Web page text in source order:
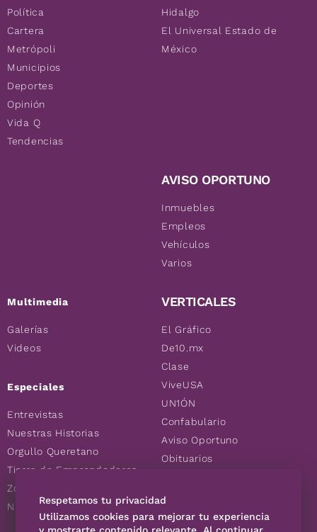
Política
Cartera
Metrópoli
Municipios
Deportes
Opinión
Vida Q
Tendencias
Multimedia
Galerías
Videos
Especiales
Entrevistas
Nuestras Historias
Orgullo Queretano
Tierra de Emprendedores
Zoociales
Nuevos Queretanos
Hidalgo
El Universal Estado de
México
AVISO OPORTUNO
Inmuebles
Empleos
Vehículos
Varios
VERTICALES
El Gráfico
De10.mx
Clase
ViveUSA
UN1ÓN
Confabulario
Aviso Oportuno
Obituarios
Consultas
Respetamos tu privacidad
Utilizamos cookies para mejorar tu experiencia